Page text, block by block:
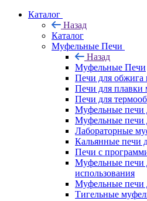
Каталог
Назад
Каталог
Муфельные Печи
Назад
Муфельные Печи
Печи для обжига
Печи для плавки
Печи для
Муфельные печи
Муфельные печи
Лабораторные
Кальянные печи
Печи с
Муфельные печи
использования
Муфельные печи
Тигельные